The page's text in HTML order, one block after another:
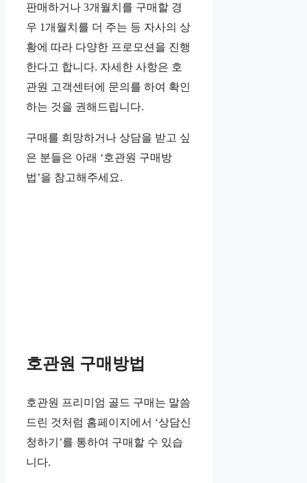
판매하거나 3개월치를 구매할 경
우 1개월치를 더 주는 등 자사의 상
황에 따라 다양한 프로모션을 진행
한다고 합니다. 자세한 사항은 호
관원 고객센터에 문의를 하여 확인
하는 것을 권해드립니다.
구매를 희망하거나 상담을 받고 싶
은 분들은 아래 ‘호관원 구매방
법’을 참고해주세요.
호관원 구매방법
호관원 프리미엄 골드 구매는 말씀
드린 것처럼 홈페이지에서 ‘상담신
청하기’를 통하여 구매할 수 있습
니다.